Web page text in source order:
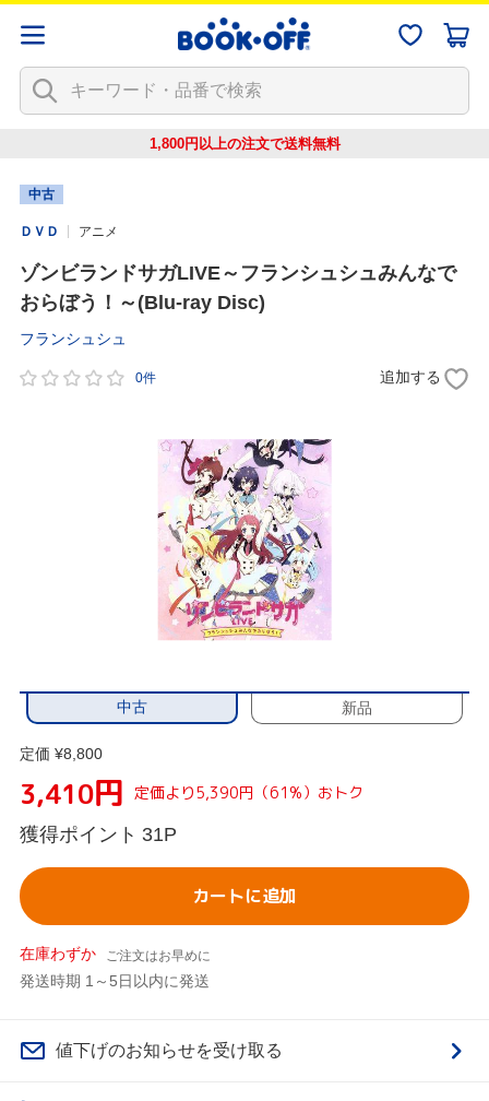
1,800円以上の注文で送料無料
中古
ＤＶＤ アニメ
ゾンビランドサガLIVE～フランシュシュみんなで
おらぼう！～(Blu-ray Disc)
フランシュシュ
0件 追加する
中古 新品
定価 ¥8,800
3,410円 定価より5,390円（61%）おトク
獲得ポイント 31P
カートに追加
在庫わずか ご注文はお早めに
発送時期 1～5日以内に発送
値下げのお知らせを受け取る